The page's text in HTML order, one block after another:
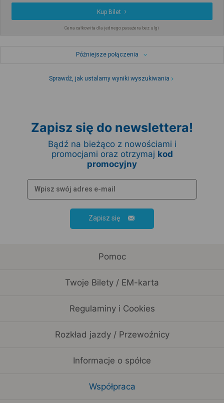
Kup Bilet
Cena całkowita dla jednego pasażera bez ulgi
Późniejsze połączenia
Sprawdź, jak ustalamy wyniki wyszukiwania
Zapisz się do newslettera!
Bądź na bieżąco z nowościami i
promocjami oraz otrzymaj kod
promocyjny
Zapisz się
Pomoc
Twoje Bilety / EM-karta
Regulaminy i Cookies
Rozkład jazdy / Przewoźnicy
Informacje o spółce
Współpraca